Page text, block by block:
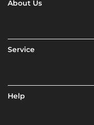
About Us
Service
Help